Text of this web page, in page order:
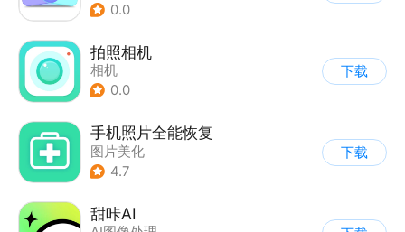
0.0
拍照相机
相机
0.0
下载
手机照片全能恢复
图片美化
4.7
下载
甜咔AI